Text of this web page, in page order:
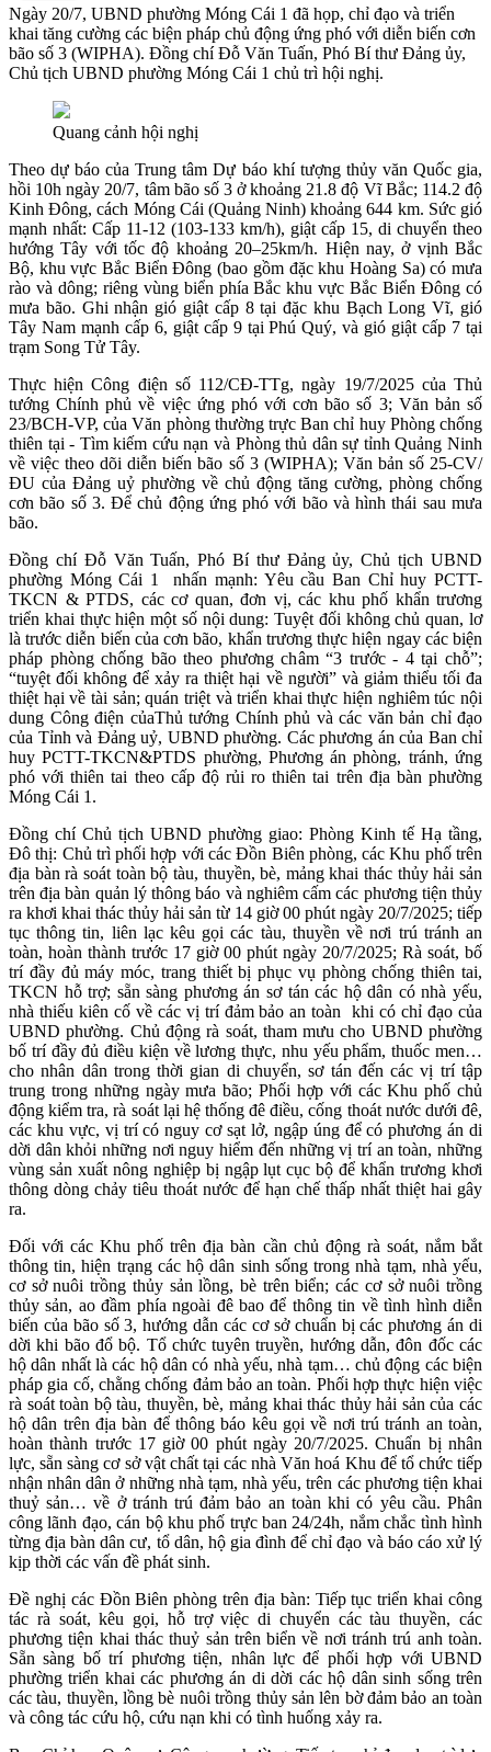
Ngày 20/7, UBND phường Móng Cái 1 đã họp, chỉ đạo và triển
khai tăng cường các biện pháp chủ động ứng phó với diễn biến cơn
bão số 3 (WIPHA). Đồng chí Đỗ Văn Tuấn, Phó Bí thư Đảng ủy,
Chủ tịch UBND phường Móng Cái 1 chủ trì hội nghị.
Quang cảnh hội nghị
Theo dự báo của Trung tâm Dự báo khí tượng thủy văn Quốc gia,
hồi 10h ngày 20/7, tâm bão số 3 ở khoảng 21.8 độ Vĩ Bắc; 114.2 độ
Kinh Đông, cách Móng Cái (Quảng Ninh) khoảng 644 km. Sức gió
mạnh nhất: Cấp 11-12 (103-133 km/h), giật cấp 15, di chuyển theo
hướng Tây với tốc độ khoảng 20–25km/h. Hiện nay, ở vịnh Bắc
Bộ, khu vực Bắc Biển Đông (bao gồm đặc khu Hoàng Sa) có mưa
rào và dông; riêng vùng biển phía Bắc khu vực Bắc Biển Đông có
mưa bão. Ghi nhận gió giật cấp 8 tại đặc khu Bạch Long Vĩ, gió
Tây Nam mạnh cấp 6, giật cấp 9 tại Phú Quý, và gió giật cấp 7 tại
trạm Song Tử Tây.
Thực hiện Công điện số 112/CĐ-TTg, ngày 19/7/2025 của Thủ
tướng Chính phủ về việc ứng phó với cơn bão số 3; Văn bản số
23/BCH-VP, của Văn phòng thường trực Ban chỉ huy Phòng chống
thiên tại - Tìm kiếm cứu nạn và Phòng thủ dân sự tỉnh Quảng Ninh
về việc theo dõi diễn biến bão số 3 (WIPHA); Văn bản số 25-CV/
ĐU của Đảng uỷ phường về chủ động tăng cường, phòng chống
cơn bão số 3. Để chủ động ứng phó với bão và hình thái sau mưa
bão.
Đồng chí Đỗ Văn Tuấn, Phó Bí thư Đảng ủy, Chủ tịch UBND
phường Móng Cái 1 nhấn mạnh: Yêu cầu Ban Chỉ huy PCTT-
TKCN & PTDS, các cơ quan, đơn vị, các khu phố khẩn trương
triển khai thực hiện một số nội dung: Tuyệt đối không chủ quan, lơ
là trước diễn biến của cơn bão, khẩn trương thực hiện ngay các biện
pháp phòng chống bão theo phương châm “3 trước - 4 tại chỗ”;
“tuyệt đối không để xảy ra thiệt hại về người” và giảm thiểu tối đa
thiệt hại về tài sản; quán triệt và triển khai thực hiện nghiêm túc nội
dung Công điện củaThủ tướng Chính phủ và các văn bản chỉ đạo
của Tỉnh và Đảng uỷ, UBND phường. Các phương án của Ban chỉ
huy PCTT-TKCN&PTDS phường, Phương án phòng, tránh, ứng
phó với thiên tai theo cấp độ rủi ro thiên tai trên địa bàn phường
Móng Cái 1.
Đồng chí Chủ tịch UBND phường giao: Phòng Kinh tế Hạ tầng,
Đô thị: Chủ trì phối hợp với các Đồn Biên phòng, các Khu phố trên
địa bàn rà soát toàn bộ tàu, thuyền, bè, mảng khai thác thủy hải sản
trên địa bàn quản lý thông báo và nghiêm cấm các phương tiện thủy
ra khơi khai thác thủy hải sản từ 14 giờ 00 phút ngày 20/7/2025; tiếp
tục thông tin, liên lạc kêu gọi các tàu, thuyền về nơi trú tránh an
toàn, hoàn thành trước 17 giờ 00 phút ngày 20/7/2025; Rà soát, bố
trí đầy đủ máy móc, trang thiết bị phục vụ phòng chống thiên tai,
TKCN hỗ trợ; sẵn sàng phương án sơ tán các hộ dân có nhà yếu,
nhà thiếu kiên cố về các vị trí đảm bảo an toàn khi có chỉ đạo của
UBND phường. Chủ động rà soát, tham mưu cho UBND phường
bố trí đầy đủ điều kiện về lương thực, nhu yếu phẩm, thuốc men…
cho nhân dân trong thời gian di chuyển, sơ tán đến các vị trí tập
trung trong những ngày mưa bão; Phối hợp với các Khu phố chủ
động kiểm tra, rà soát lại hệ thống đê điều, cống thoát nước dưới đê,
các khu vực, vị trí có nguy cơ sạt lở, ngập úng để có phương án di
dời dân khỏi những nơi nguy hiểm đến những vị trí an toàn, những
vùng sản xuất nông nghiệp bị ngập lụt cục bộ để khẩn trương khơi
thông dòng chảy tiêu thoát nước để hạn chế thấp nhất thiệt hai gây
ra.
Đối với các Khu phố trên địa bàn cần chủ động rà soát, nắm bắt
thông tin, hiện trạng các hộ dân sinh sống trong nhà tạm, nhà yếu,
cơ sở nuôi trồng thủy sản lồng, bè trên biển; các cơ sở nuôi trồng
thủy sản, ao đầm phía ngoài đê bao để thông tin về tình hình diễn
biến của bão số 3, hướng dẫn các cơ sở chuẩn bị các phương án di
dời khi bão đổ bộ. Tổ chức tuyên truyền, hướng dẫn, đôn đốc các
hộ dân nhất là các hộ dân có nhà yếu, nhà tạm… chủ động các biện
pháp gia cố, chằng chống đảm bảo an toàn. Phối hợp thực hiện việc
rà soát toàn bộ tàu, thuyền, bè, mảng khai thác thủy hải sản của các
hộ dân trên địa bàn để thông báo kêu gọi về nơi trú tránh an toàn,
hoàn thành trước 17 giờ 00 phút ngày 20/7/2025. Chuẩn bị nhân
lực, sẵn sàng cơ sở vật chất tại các nhà Văn hoá Khu để tổ chức tiếp
nhận nhân dân ở những nhà tạm, nhà yếu, trên các phương tiện khai
thuỷ sản… về ở tránh trú đảm bảo an toàn khi có yêu cầu. Phân
công lãnh đạo, cán bộ khu phố trực ban 24/24h, nắm chắc tình hình
từng địa bàn dân cư, tổ dân, hộ gia đình để chỉ đạo và báo cáo xử lý
kịp thời các vấn đề phát sinh.
Đề nghị các Đồn Biên phòng trên địa bàn: Tiếp tục triển khai công
tác rà soát, kêu gọi, hỗ trợ việc di chuyển các tàu thuyền, các
phương tiện khai thác thuỷ sản trên biển về nơi tránh trú anh toàn.
Sẵn sàng bố trí phương tiện, nhân lực để phối hợp với UBND
phường triển khai các phương án di dời các hộ dân sinh sống trên
các tàu, thuyền, lồng bè nuôi trồng thủy sản lên bờ đảm bảo an toàn
và công tác cứu hộ, cứu nạn khi có tình huống xảy ra.